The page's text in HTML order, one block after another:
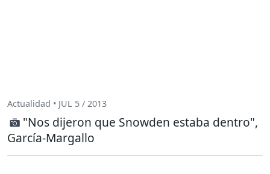
Actualidad • JUL 5 / 2013
"Nos dijeron que Snowden estaba dentro",
García-Margallo